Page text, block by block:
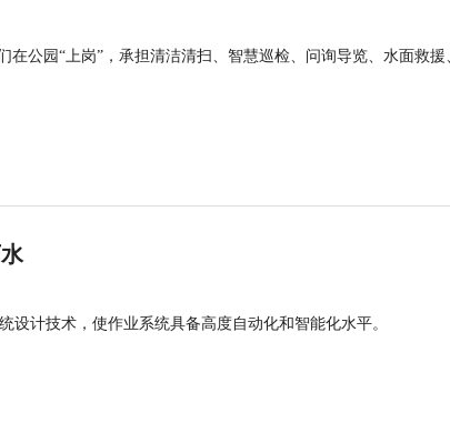
在公园“上岗”，承担清洁清扫、智慧巡检、问询导览、水面救援
计技术，使作业系统具备高度自动化和智能化水平。